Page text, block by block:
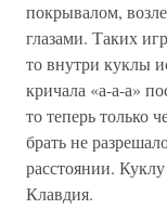
покрывалом,
глазами. Таких
то внутри куклы
кричала «а-а-а»
то теперь только
брать не
расстоянии.
Клавдия.